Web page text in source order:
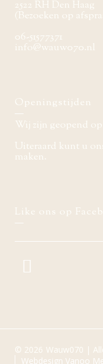
2522 RH Den Haag
(Bezoeken op
06-51577371
info@wauw070.nl
Openingstijden
Wij zijn geopend
Uiteraard kunt u
maken.
Like ons op
© 2026 Wauw070 |
Webdesign Vanoo